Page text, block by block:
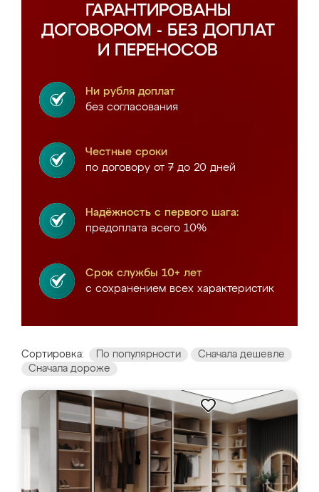
ГАРАНТИРОВАНЫ
ДОГОВОРОМ - БЕЗ ДОПЛАТ
И ПЕРЕНОСОВ
Ни рубля доплат
без согласования
Честные сроки
по договору от 7 до 20 дней
Надёжность с первого шага:
предоплата всего 10%
Срок службы 10+ лет
с сохранением всех характеристик
Сортировка: По популярности
Сначала дешевле
Сначала дороже